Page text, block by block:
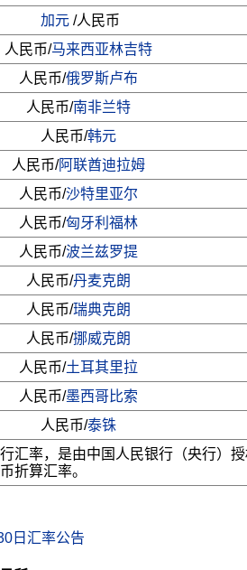
加元 /人民币
人民币/马来西亚林吉特
人民币/俄罗斯卢布
人民币/南非兰特
人民币/韩元
人民币/阿联酋迪拉姆
人民币/沙特里亚尔
人民币/匈牙利福林
人民币/波兰兹罗提
人民币/丹麦克朗
人民币/瑞典克朗
人民币/挪威克朗
人民币/土耳其里拉
人民币/墨西哥比索
人民币/泰铢
汇率，是由中国人民银行（央行）
折算汇率。
日汇率公告